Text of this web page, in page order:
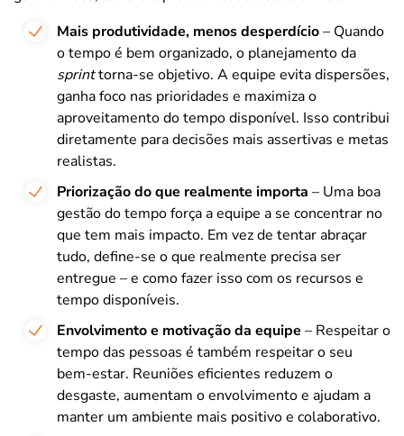
Mais produtividade, menos desperdício– Quando
o tempo é bem organizado, o planejamento da
sprinttorna-se objetivo. A equipe evita dispersões,
ganha foco nas prioridades e maximiza o
aproveitamento do tempo disponível. Isso contribui
diretamente para decisões mais assertivas e metas
realistas.
Priorização do que realmente importa – Uma boa
gestão do tempo força a equipe a se concentrar no
que tem mais impacto. Em vez de tentar abraçar
tudo, define-se o que realmente precisa ser
entregue – e como fazer isso com os recursos e
tempo disponíveis.
Envolvimento e motivação da equipe – Respeitar o
tempo das pessoas é também respeitar o seu
bem-estar. Reuniões eficientes reduzem o
desgaste, aumentam o envolvimento e ajudam a
manter um ambiente mais positivo e colaborativo.